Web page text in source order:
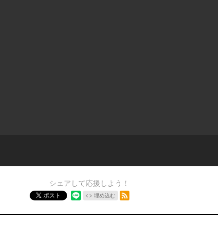
シェアして応援しよう！
ポスト 埋め込む